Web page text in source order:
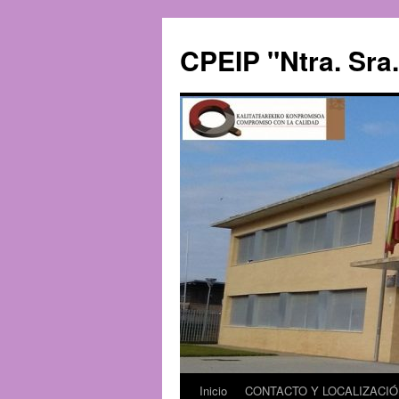
CPEIP "Ntra.
Saltar
Inicio CONTACTO Y